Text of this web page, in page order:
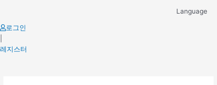
content
Language
로그인
레지스터